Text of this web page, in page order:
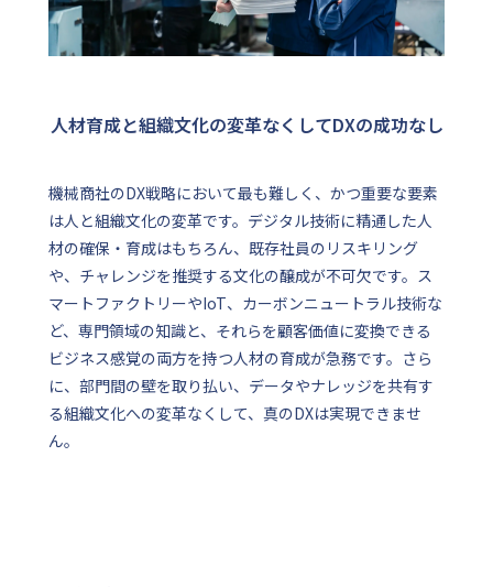
人材育成と組織文化の変革なくしてDXの成功なし
機械商社のDX戦略において最も難しく、かつ重要な要素
は人と組織文化の変革です。デジタル技術に精通した人
材の確保・育成はもちろん、既存社員のリスキリング
や、チャレンジを推奨する文化の醸成が不可欠です。ス
マートファクトリーやIoT、カーボンニュートラル技術な
ど、専門領域の知識と、それらを顧客価値に変換できる
ビジネス感覚の両方を持つ人材の育成が急務です。さら
に、部門間の壁を取り払い、データやナレッジを共有す
る組織文化への変革なくして、真のDXは実現できませ
ん。